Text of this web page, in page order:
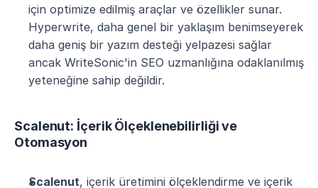
için optimize edilmiş araçlar ve özellikler sunar.
Hyperwrite, daha genel bir yaklaşım benimseyerek
daha geniş bir yazım desteği yelpazesi sağlar
ancak WriteSonic'in SEO uzmanlığına odaklanılmış
yeteneğine sahip değildir.
Scalenut: İçerik Ölçeklenebilirliği ve
Otomasyon
Scalenut, içerik üretimini ölçeklendirme ve içerik